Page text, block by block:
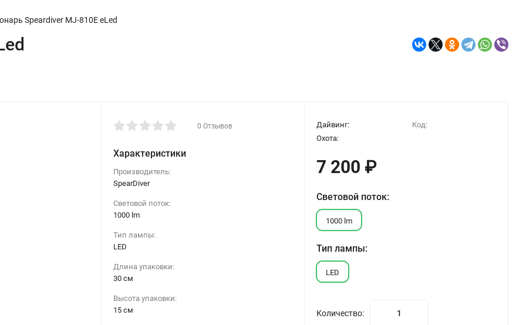
Speardiver MJ-810E eLed
0 Отзывов
Характеристики
Производитель:
SpearDiver
Световой поток:
1000 lm
Тип лампы:
LED
Длина упаковки:
30 см
Высота упаковки:
15 см
Дайвинг:
Охота:
Код:
7 200 ₽
Световой поток:
1000 lm
Тип лампы:
LED
Количество: